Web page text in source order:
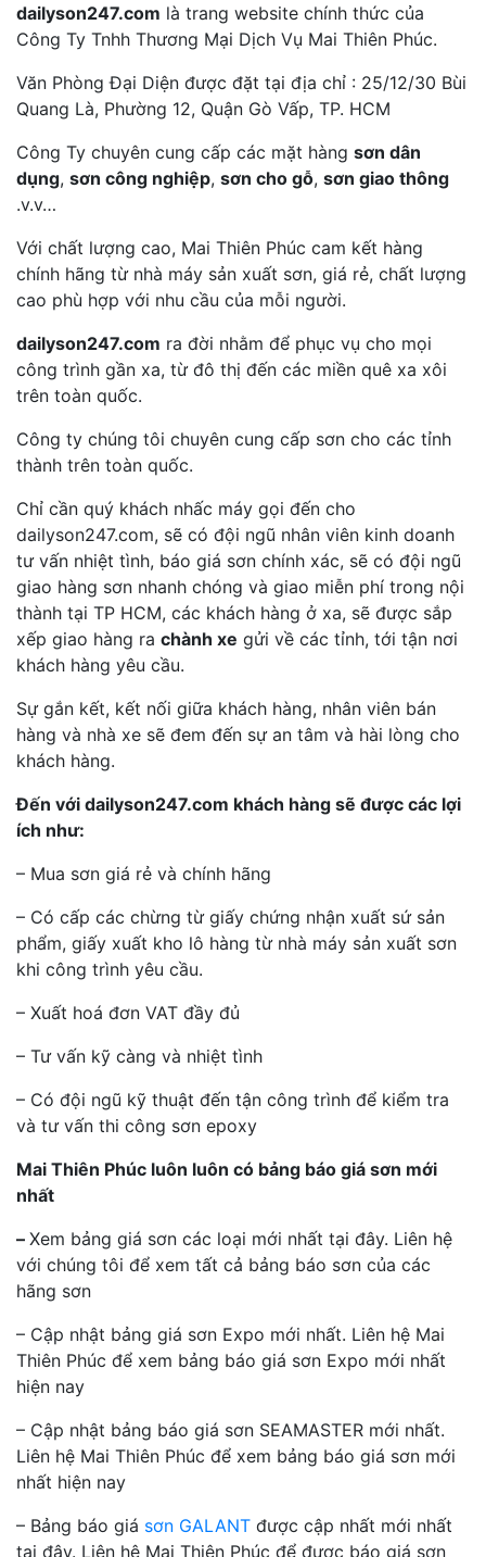
dailyson247.com là trang website chính thức của
Công Ty Tnhh Thương Mại Dịch Vụ Mai Thiên Phúc.
Văn Phòng Đại Diện được đặt tại địa chỉ : 25/12/30 Bùi
Quang Là, Phường 12, Quận Gò Vấp, TP. HCM
Công Ty chuyên cung cấp các mặt hàng sơn dân
dụng, sơn công nghiệp, sơn cho gỗ, sơn giao thông
.v.v…
Với chất lượng cao, Mai Thiên Phúc cam kết hàng
chính hãng từ nhà máy sản xuất sơn, giá rẻ, chất lượng
cao phù hợp với nhu cầu của mỗi người.
dailyson247.com ra đời nhằm để phục vụ cho mọi
công trình gần xa, từ đô thị đến các miền quê xa xôi
trên toàn quốc.
Công ty chúng tôi chuyên cung cấp sơn cho các tỉnh
thành trên toàn quốc.
Chỉ cần quý khách nhấc máy gọi đến cho
dailyson247.com, sẽ có đội ngũ nhân viên kinh doanh
tư vấn nhiệt tình, báo giá sơn chính xác, sẽ có đội ngũ
giao hàng sơn nhanh chóng và giao miễn phí trong nội
thành tại TP HCM, các khách hàng ở xa, sẽ được sắp
xếp giao hàng ra chành xe gửi về các tỉnh, tới tận nơi
khách hàng yêu cầu.
Sự gắn kết, kết nối giữa khách hàng, nhân viên bán
hàng và nhà xe sẽ đem đến sự an tâm và hài lòng cho
khách hàng.
Đến với dailyson247.com khách hàng sẽ được các lợi
ích như:
– Mua sơn giá rẻ và chính hãng
– Có cấp các chừng từ giấy chứng nhận xuất sứ sản
phẩm, giấy xuất kho lô hàng từ nhà máy sản xuất sơn
khi công trình yêu cầu.
– Xuất hoá đơn VAT đầy đủ
– Tư vấn kỹ càng và nhiệt tình
– Có đội ngũ kỹ thuật đến tận công trình để kiểm tra
và tư vấn thi công sơn epoxy
Mai Thiên Phúc luôn luôn có bảng báo giá sơn mới
nhất
– Xem bảng giá sơn các loại mới nhất tại đây. Liên hệ
với chúng tôi để xem tất cả bảng báo sơn của các
hãng sơn
– Cập nhật bảng giá sơn Expo mới nhất. Liên hệ Mai
Thiên Phúc để xem bảng báo giá sơn Expo mới nhất
hiện nay
– Cập nhật bảng báo giá sơn SEAMASTER mới nhất.
Liên hệ Mai Thiên Phúc để xem bảng báo giá sơn mới
nhất hiện nay
– Bảng báo giá sơn GALANT được cập nhất mới nhất
tại đây. Liên hệ Mai Thiên Phúc để được báo giá sơn